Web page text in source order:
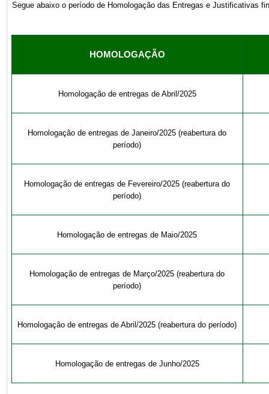
Segue abaixo o período de Homologação das Entregas e Justificativas
HOMOLOGAÇÃO
Homologação de entregas de Abril/2025
Homologação de entregas de Janeiro/2025 (reabertura do
período)
Homologação de entregas de Fevereiro/2025 (reabertura do
período)
Homologação de entregas de Maio/2025
Homologação de entregas de Março/2025 (reabertura do
período)
Homologação de entregas de Abril/2025 (reabertura do período)
Homologação de entregas de Junho/2025